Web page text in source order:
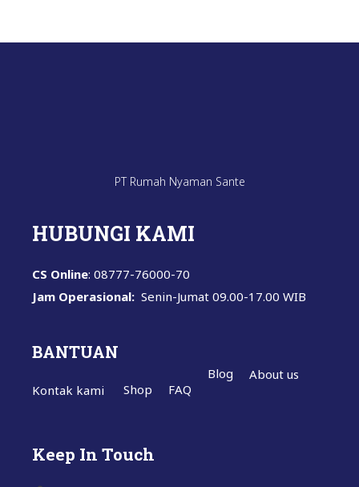
PT Rumah Nyaman Sante
HUBUNGI KAMI
CS Online: 08777-76000-70
Jam Operasional: Senin-Jumat 09.00-17.00 WIB
BANTUAN
Kontak kami Shop FAQ
Blog About us
Keep In Touch